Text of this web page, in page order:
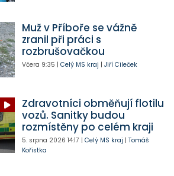
Muž v Příboře se vážně
zranil při práci s
rozbrušovačkou
Včera 9:35 | Celý MS kraj | Jiří Cileček
Zdravotníci obměňují flotilu
vozů. Sanitky budou
rozmístěny po celém kraji
5. srpna 2026 14:17 | Celý MS kraj | Tomáš
Kořistka